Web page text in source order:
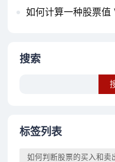
如何计算一种股票值 VS 内部股票
搜索
标签列表
如何判断股票的买入和卖